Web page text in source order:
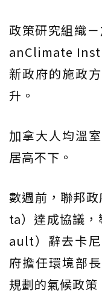
政策研究組織
anClimate
新政府的施政
升。
加拿大人均溫
居高不下。
數週前，聯邦
ta）達成協議
ault）辭去卡
府擔任環境部
規劃的氣候政策